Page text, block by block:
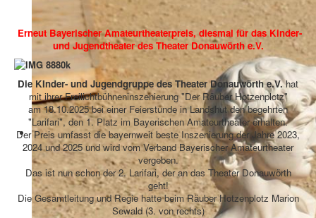
Erneut Bayerischer Amateurtheaterpreis, diesmal für das Kinder-
und Jugendtheater des Theater Donauwörth e.V.
Die KInder- und Jugendgruppe des Theater Donauwörth e.V.hat
mit ihrer Freilichtbühneninszenierung "Der Räuber Hotzenplotz"
am 18.10.2025 bei einer Feierstunde in Landshut den begehrten
"Larifari", den 1. Platz im Bayerischen Amateurtheater erhalten.
Der Preis umfasst die bayernweit beste Inszenierung der Jahre 2023,
2024 und 2025 und wird vom Verband Bayerischer Amateurtheater
vergeben.
Das ist nun schon der 2. Larifari, der an das Theater Donauwörth
geht!
Die Gesamtleitung und Regie hatte beim Räuber Hotzenplotz Marion
Sewald (3. von rechts)